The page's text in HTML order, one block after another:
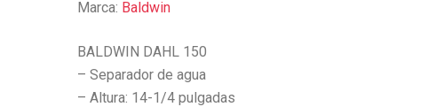
Marca: Baldwin
BALDWIN DAHL 150
– Separador de agua
– Altura: 14-1/4 pulgadas